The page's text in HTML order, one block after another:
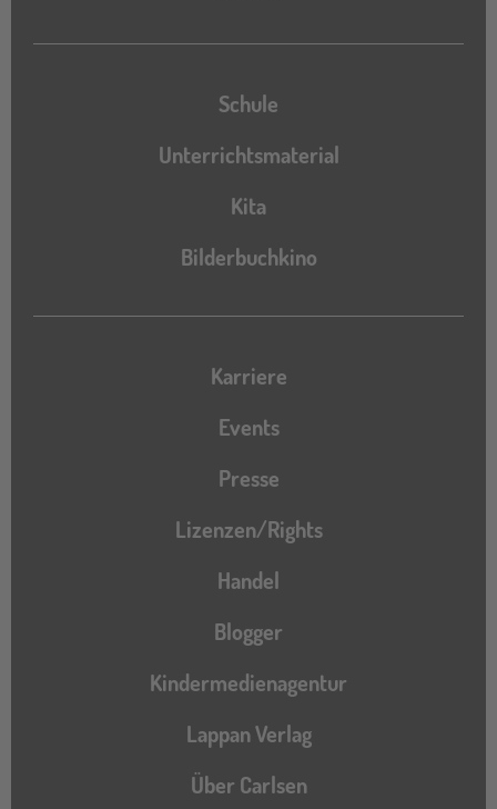
Schule
Unterrichtsmaterial
Kita
Bilderbuchkino
Karriere
Events
Presse
Lizenzen/Rights
Handel
Blogger
Kindermedienagentur
Lappan Verlag
Über Carlsen